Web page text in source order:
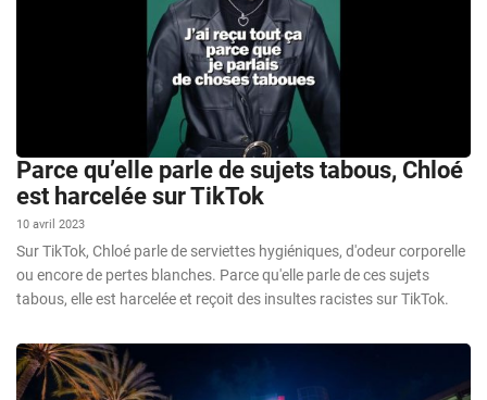
Parce qu’elle parle de sujets tabous, Chloé
est harcelée sur TikTok
10 avril 2023
Sur TikTok, Chloé parle de serviettes hygiéniques, d'odeur corporelle
ou encore de pertes blanches. Parce qu'elle parle de ces sujets
tabous, elle est harcelée et reçoit des insultes racistes sur TikTok.